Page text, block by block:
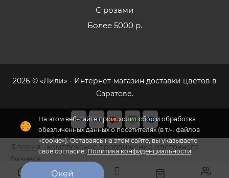
С розами
Более 5000 р.
2026 © «Лили» - Интернет-магазин доставки цветов в
Саратове.
Флория - комплексное продвижение цветочного
бизнеса